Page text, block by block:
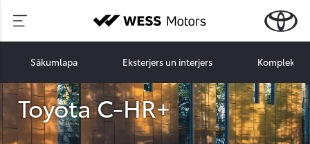
Sākumlapa Eksterjers un interjers
Toyota C-HR+